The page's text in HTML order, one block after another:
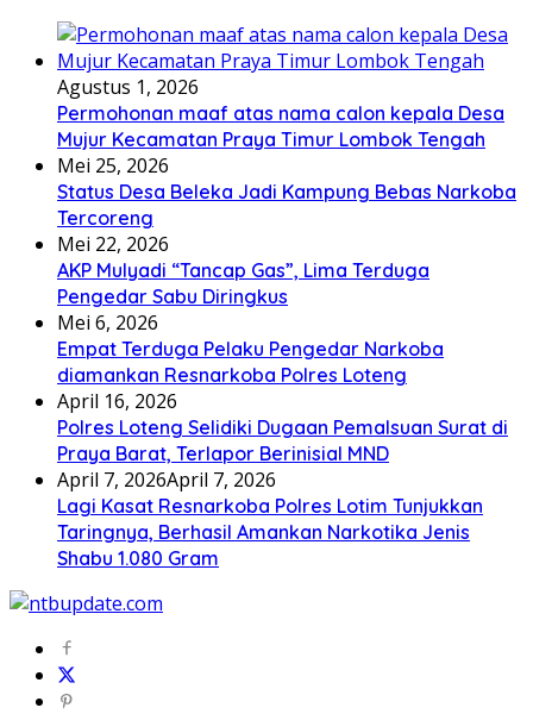
Agustus 1, 2026
Permohonan maaf atas nama calon kepala Desa
Mujur Kecamatan Praya Timur Lombok Tengah
Mei 25, 2026
Status Desa Beleka Jadi ‎Kampung Bebas Narkoba
Tercoreng
Mei 22, 2026
AKP Mulyadi “Tancap Gas”, Lima Terduga
Pengedar Sabu Diringkus
Mei 6, 2026
Empat Terduga Pelaku Pengedar Narkoba
diamankan Resnarkoba Polres Loteng
April 16, 2026
Polres Loteng Selidiki Dugaan Pemalsuan Surat di
Praya Barat, Terlapor Berinisial MND
April 7, 2026April 7, 2026
Lagi Kasat Resnarkoba Polres Lotim Tunjukkan
Taringnya, Berhasil Amankan Narkotika Jenis
Shabu 1.080 Gram